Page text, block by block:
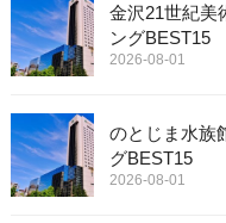
金沢21世紀美
ングBEST15
2026-08-01
のとじま水族
グBEST15
2026-08-01